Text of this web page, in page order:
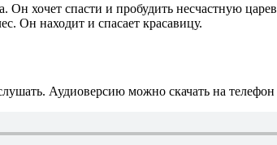
Он хочет спасти и пробудить несчастную
Он находит и спасает красавицу.
Аудиоверсию можно скачать на